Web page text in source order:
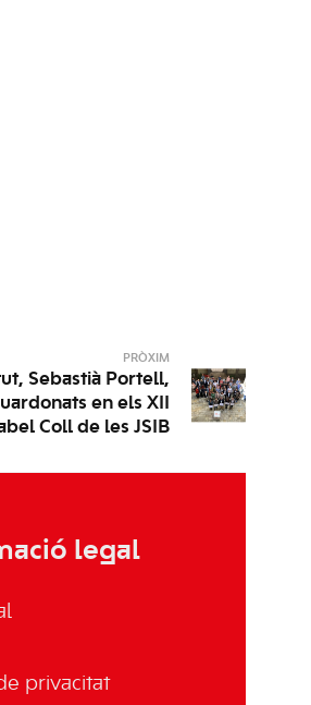
PRÒXIM
Sebastià Portell,
en els XII
Coll de les JSIB
legal
privacitat